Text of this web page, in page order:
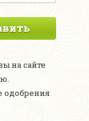
на сайте
одобрения